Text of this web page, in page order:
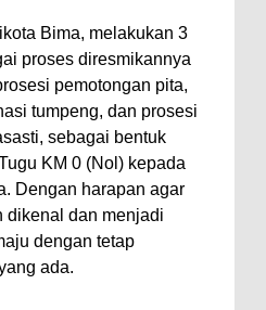
Polres Bima Bantu
Dena Hadapi Krisis Air
Bolo Bongkar Peredaran
di Tambe, 2 Pria
Bersama 23 Poket
Siap Edar
dan Ikhtiar Kota Bima
Bima, melakukan 3
proses diresmikannya
pemotongan pita,
tumpeng, dan prosesi
sebagai bentuk
KM 0 (Nol) kepada
Dengan harapan agar
dikenal dan menjadi
dengan tetap
ada.